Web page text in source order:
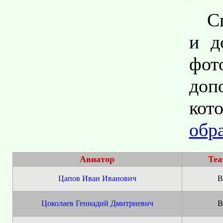
и
Авиатор
Цапов Иван Иванович
Цоколаев Геннадий Дмитриевич